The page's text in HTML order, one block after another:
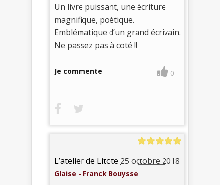
Un livre puissant, une écriture
magnifique, poétique.
Emblématique d’un grand écrivain.
Ne passez pas à coté !!
Je commente 0
L’atelier de Litote 25 octobre 2018
Glaise - Franck Bouysse